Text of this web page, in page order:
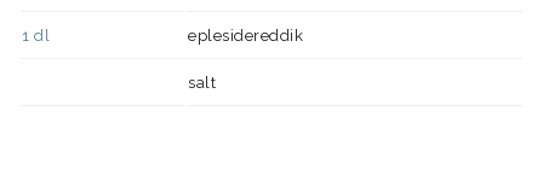
1 dl eplesidereddik
salt